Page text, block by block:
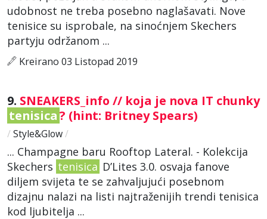
udobnost ne treba posebno naglašavati. Nove
tenisice su isprobale, na sinoćnjem Skechers
partyju održanom ...
Kreirano 03 Listopad 2019
9. SNEAKERS_info // koja je nova IT chunky
tenisica? (hint: Britney Spears)
/ Style&Glow/
... Champagne baru Rooftop Lateral. - Kolekcija
Skechers tenisica D’Lites 3.0. osvaja fanove
diljem svijeta te se zahvaljujući posebnom
dizajnu nalazi na listi najtraženijih trendi tenisica
kod ljubitelja ...